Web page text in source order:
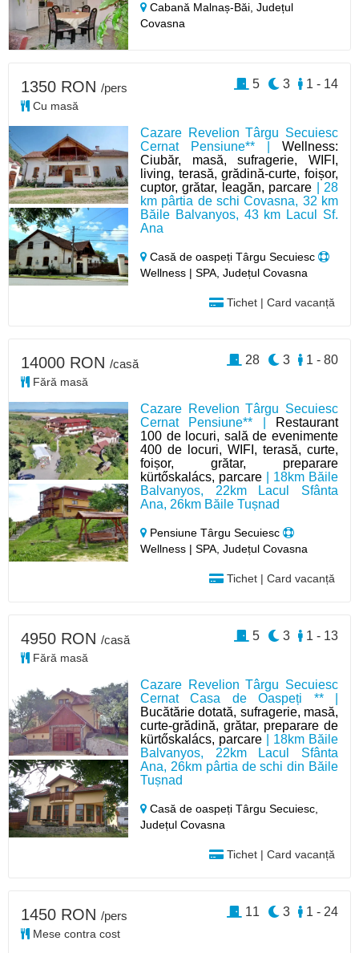
Cabană Malnaș-Băi,Județul
Covasna
Cazare Revelion Târgu Secuiesc
Cernat Pensiune** | Wellness:
Ciubăr, masă, sufragerie, WIFI,
living, terasă, grădină-curte, foișor,
cuptor, grătar, leagăn, parcare | 28
km pârtia de schi Covasna, 32 km
Băile Balvanyos, 43 km Lacul Sf.
Ana
Casă de oaspeți Târgu Secuiesc
Wellness | SPA, Județul Covasna
Tichet | Card vacanță
1350 RON /pers
Cu masă
1 - 14
3
5
Cazare Revelion Târgu Secuiesc
Cernat Pensiune** |
Restaurant
100 de locuri, sală de evenimente
400 de locuri, WIFI, terasă, curte,
foișor, grătar, preparare
kürtőskalács, parcare | 18km Băile
Balvanyos, 22km Lacul Sfânta
Ana, 26km Băile Tușnad
Pensiune Târgu Secuiesc
Wellness | SPA, Județul Covasna
Tichet | Card vacanță
14000 RON /casă
Fără masă
1 - 80
3
28
Cazare Revelion Târgu Secuiesc
Cernat Casa de Oaspeți ** |
Bucătărie dotată, sufragerie, masă,
curte-grădină, grătar, preparare de
kürtőskalács, parcare | 18km Băile
Balvanyos, 22km Lacul Sfânta
Ana, 26km pârtia de schi din Băile
Tușnad
Casă de oaspeți Târgu Secuiesc,
Județul Covasna
Tichet | Card vacanță
4950 RON /casă
Fără masă
1 - 13
3
5
1450 RON /pers
Mese contra cost
1 - 24
3
11